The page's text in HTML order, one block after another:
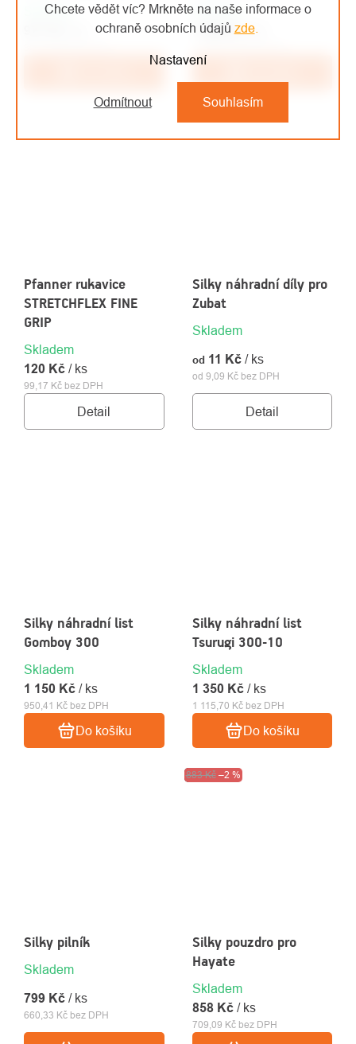
Chcete vědět víc? Mrkněte na naše informace o
ochraně osobních údajů zde.
Nastavení
Odmítnout Souhlasím
Skladem Skladem
1 668 Kč/ ks
Pfanner rukavice
STRETCHFLEX FINE
GRIP
Skladem
99,17 Kč bez DPH
120 Kč / ks
Detail
Silky náhradní díly pro
Zubat
Skladem
od 9,09 Kč bez DPH
od 11 Kč / ks
Detail
Silky náhradní list
Gomboy 300
Skladem
950,41 Kč bez DPH
1 150 Kč / ks
Do košíku
Silky náhradní list
Tsurugi 300-10
Skladem
1 115,70 Kč bez DPH
1 350 Kč / ks
Do košíku
Silky pilník
Skladem
660,33 Kč bez DPH
799 Kč / ks
Výprodej
883 Kč –2 %
Silky pouzdro pro
Hayate
Skladem
709,09 Kč bez DPH
858 Kč / ks